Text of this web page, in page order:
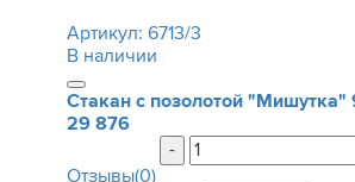
Артикул: 6713/3
В наличии
Стакан с позолотой
29 876
-
Отзывы(0)